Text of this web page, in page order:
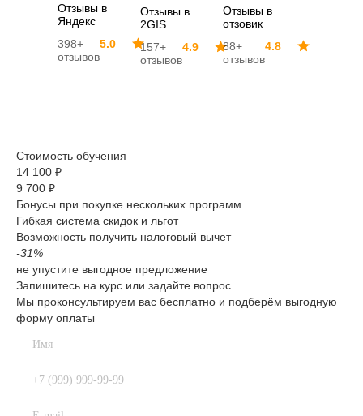
Отзывы в
Яндекс
398+
отзывов
5.0
Отзывы в
2GIS
157+
отзывов
4.9
Отзывы в
отзовик
88+
отзывов
4.8
Стоимость обучения
14 100 ₽
9 700 ₽
Бонусы при покупке нескольких программ
Гибкая система скидок и льгот
Возможность получить налоговый вычет
-31%
не упустите выгодное предложение
Запишитесь на курс или задайте вопрос
Мы проконсультируем вас бесплатно и подберём выгодную
форму оплаты